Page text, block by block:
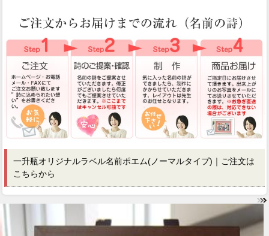
一升瓶オリジナルラベル名前ポエム(ノーマルタイプ)｜ご注文は
こちらから